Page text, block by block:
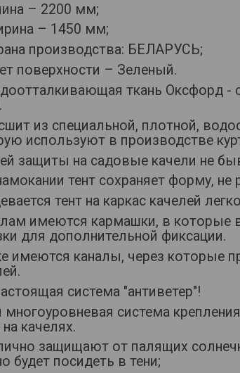
– 2200 мм;
– 1450 мм;
производства: БЕЛАРУСЬ;
поверхности – Зеленый.
ткань Оксфорд -
из специальной, плотной,
используют в производстве
защиты на садовые качели не
тент сохраняет форму, не
тент на каркас качелей
имеются кармашки, в которые
для дополнительной фиксации.
имеются каналы, через которые
система "антиветер"!
многоуровневая система
на качелях.
защищают от палящих
будет посидеть в тени;